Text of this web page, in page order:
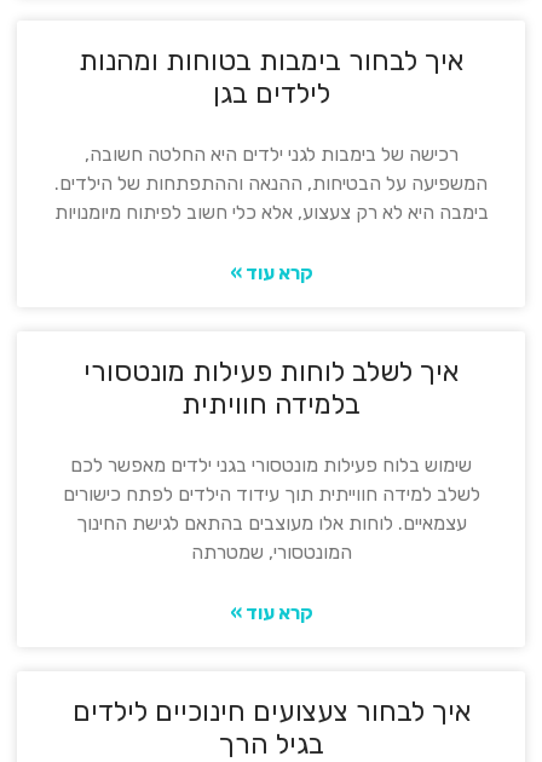
איך לבחור בימבות בטוחות ומהנות
לילדים בגן
רכישה של בימבות לגני ילדים היא החלטה חשובה,
המשפיעה על הבטיחות, ההנאה וההתפתחות של הילדים.
בימבה היא לא רק צעצוע, אלא כלי חשוב לפיתוח מיומנויות
קרא עוד »
איך לשלב לוחות פעילות מונטסורי
בלמידה חוויתית
שימוש בלוח פעילות מונטסורי בגני ילדים מאפשר לכם
לשלב למידה חווייתית תוך עידוד הילדים לפתח כישורים
עצמאיים. לוחות אלו מעוצבים בהתאם לגישת החינוך
המונטסורי, שמטרתה
קרא עוד »
איך לבחור צעצועים חינוכיים לילדים
בגיל הרך